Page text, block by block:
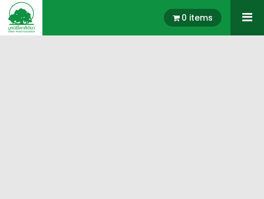
0 items